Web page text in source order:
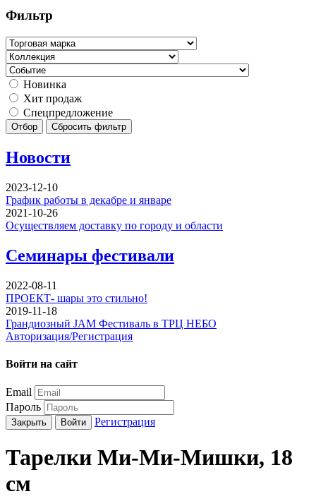
Фильтр
Новинка
Хит продаж
Спецпредложение
Отбор Сбросить фильтр
Новости
2023-12-10
График работы в декабре и январе
2021-10-26
Осуществляем доставку по городу и области
Семинары фестивали
2022-08-11
ПРОЕКТ- шары это стильно!
2019-11-18
Грандиозный JAM Фестиваль в ТРЦ НЕБО
Авторизация/Регистрация
Войти на сайт
Email
Пароль
Закрыть Войти Регистрация
Тарелки Ми-Ми-Мишки, 18
см